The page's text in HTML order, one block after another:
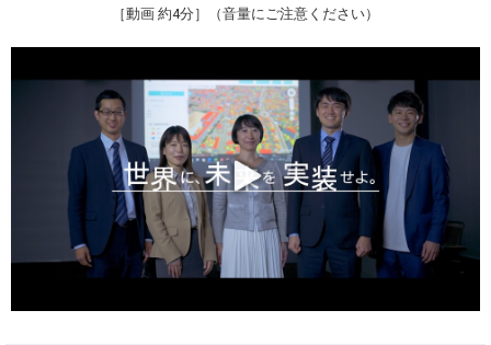
［動画 約4分］（音量にご注意ください）